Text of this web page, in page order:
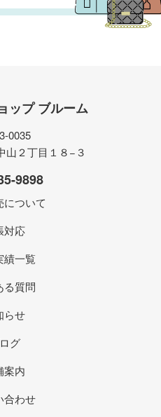
ップ ブルーム
0035
山２丁目１８−３
9898
について
対応
績一覧
る質問
らせ
グ
案内
合わせ